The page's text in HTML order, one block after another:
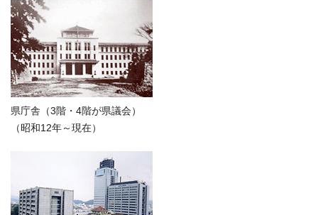
県庁舎（3階・4階が県議会）
（昭和12年～現在）